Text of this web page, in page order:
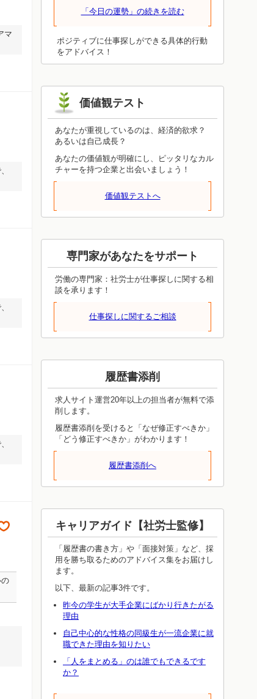
マ
ことが必ず役立ちます。眺めるだけでは
ければ得られないものです。今日は体験
することを重視してみてください。上手
くいったかどうかは、いずれ見えてきま
功しても失敗しても、周りへの感謝を忘
れないようにしてください。
「今日の運勢」の続きを読む
ポジティブに仕事探しができる具体的行動
をアドバイス！
価値観テスト
あなたが重視しているのは、経済的欲求？
あるいは自己成長？
あなたの価値観が明確にし、ピッタリなカル
チャーを持つ企業と出会いましょう！
価値観テストへ
専門家があなたをサポート
労働の専門家：社労士が仕事探しに関する相
談を承ります！
仕事探しに関するご相談
履歴書添削
求人サイト運営20年以上の担当者が無料で添
削します。
履歴書添削を受けると「なぜ修正すべきか」
「どう修正すべきか」がわかります！
履歴書添削へ
キャリアガイド【社労士監修】
「履歴書の書き方」や「面接対策」など、採
用を勝ち取るためのアドバイス集をお届けし
ます。
以下、最新の記事3件です。
昨今の学生が大手企業にばかり行きたがる
理由
自己中心的な性格の同級生が一流企業に就
職できた理由を知りたい
「人をまとめる」のは誰でもできるです
か？